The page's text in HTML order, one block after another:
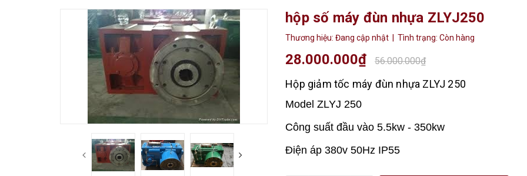
hộp số máy đùn nhựa ZLYJ250
Thương hiệu:Đang cập nhật | Tình trạng:Còn hàng
28.000.000₫ 56.000.000₫
Hộp giảm tốc máy đùn nhựa ZLYJ 250
Model ZLYJ 250
Công suất đầu vào 5.5kw - 350kw
Điện áp 380v 50Hz IP55